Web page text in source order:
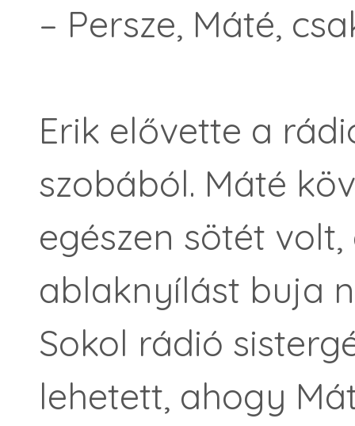
– Persze, Máté,
Erik elővette a
szobából. Máté
egészen sötét
ablaknyílást buja
Sokol rádió
lehetett, ahogy